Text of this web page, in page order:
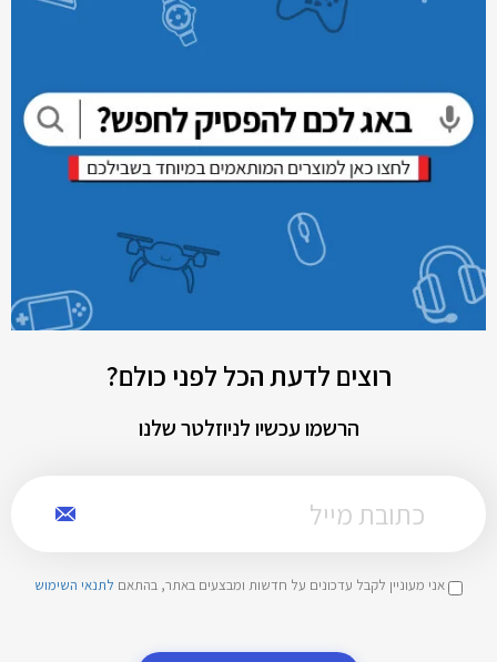
רוצים לדעת הכל לפני כולם?
הרשמו עכשיו לניוזלטר שלנו
אני מעוניין לקבל עדכונים על חדשות ומבצעים באתר, בהתאם לתנאי השימוש